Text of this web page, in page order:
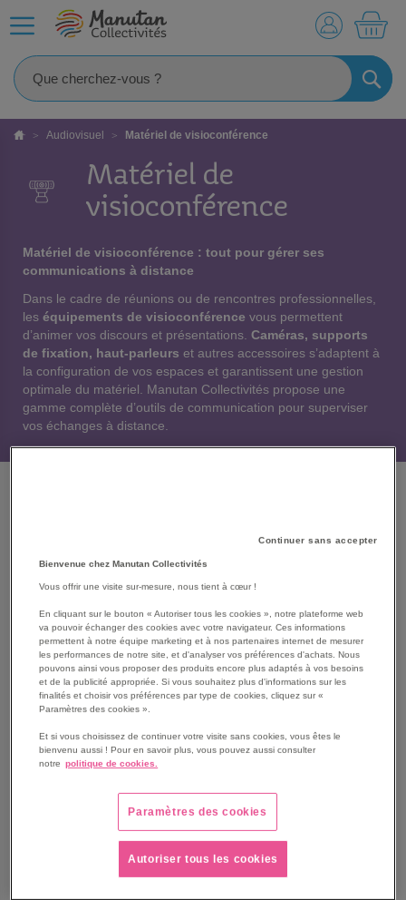
Audiovisuel Matériel de visioconférence
Matériel de
visioconférence
Matériel de visioconférence : tout pour gérer ses
communications à distance
Dans le cadre de réunions ou de rencontres professionnelles,
les équipements de visioconférence vous permettent
d’animer vos discours et présentations. Caméras, supports
de fixation, haut-parleurs et autres accessoires s’adaptent à
la configuration de vos espaces et garantissent une gestion
optimale du matériel. Manutan Collectivités propose une
gamme complète d’outils de communication pour superviser
vos échanges à distance.
Barre de visioconférence tout en un
Caméra de visioconférence
Micro haut-parleur de conférence
Accessoires de visioconférence
Nos produits les plus appréciés
Continuer sans accepter
Bienvenue chez Manutan Collectivités
Vous offrir une visite sur-mesure, nous tient à cœur !
En cliquant sur le bouton « Autoriser tous les cookies », notre plateforme web
va pouvoir échanger des cookies avec votre navigateur. Ces informations
permettent à notre équipe marketing et à nos partenaires internet de mesurer
les performances de notre site, et d'analyser vos préférences d'achats. Nous
pouvons ainsi vous proposer des produits encore plus adaptés à vos besoins
et de la publicité appropriée. Si vous souhaitez plus d'informations sur les
finalités et choisir vos préférences par type de cookies, cliquez sur «
Paramètres des cookies ».
Et si vous choisissez de continuer votre visite sans cookies, vous êtes le
bienvenu aussi ! Pour en savoir plus, vous pouvez aussi consulter
notre politique de cookies.
Paramètres des cookies
Autoriser tous les cookies